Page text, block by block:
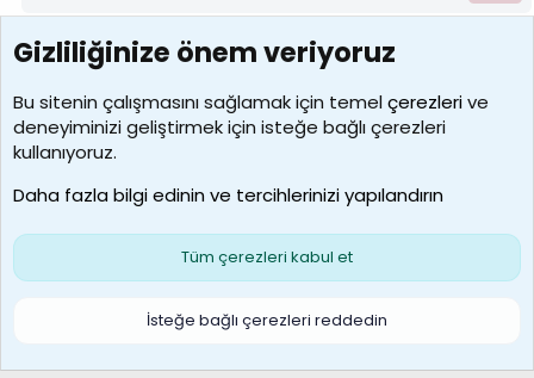
7388
Kullanıcılar
borabekirogluu
Son üye
Çerezler
S
Gizliliğinize önem veriyoruz
Bu sitenin çalışmasını sağlamak için temelçerezlerive
deneyiminizi geliştirmek için isteğe bağlı çerezleri
kullanıyoruz.
Daha fazla bilgi edinin ve tercihlerinizi yapılandırın
Tüm çerezleri kabul et
İsteğe bağlı çerezleri reddedin